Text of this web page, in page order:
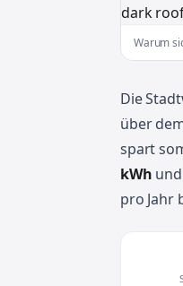
Warum
Die
über
spart
kWh
pro Jahr